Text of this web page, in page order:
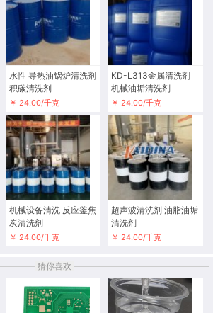
水性 导热油锅炉清洗剂
积碳清洗剂
￥ 24.00/千克
KD-L313金属清洗剂
机械油垢清洗剂
￥ 24.00/千克
机械设备清洗 反应釜焦
炭清洗剂
￥ 24.00/千克
超声波清洗剂 油脂油垢
清洗剂
￥ 24.00/千克
猜你喜欢